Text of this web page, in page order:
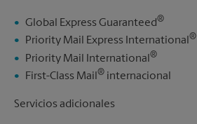
Global Express Guaranteed®
Priority Mail Express International®
Priority Mail International ®
First-Class Mail® internacional
Servicios adicionales